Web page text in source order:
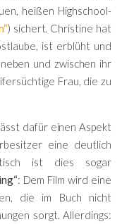
heißen Highschool-
) sichert. Christine hat
ist erblüht und
und zwischen ihr
Frau, die zu
dafür einen Aspekt
eine deutlich
ist dies sogar
: Dem Film wird eine
die im Buch nicht
sorgt. Allerdings: